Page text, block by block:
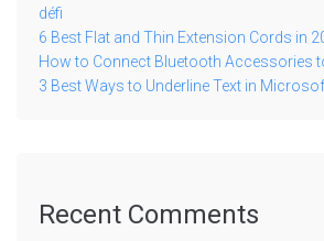
défi
6 Best Flat and Thin Extension Cords in
How to Connect Bluetooth Accessories
3 Best Ways to Underline Text in
Recent Comments